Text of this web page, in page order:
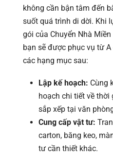
không cần bận tâm đến
suốt quá trình di dời. Khi
gói của Chuyển Nhà
bạn sẽ được phục vụ từ
các hạng mục sau:
Lập kế hoạch: Cùng
hoạch chi tiết về thời
sắp xếp tại văn
Cung cấp vật tư:
carton, băng keo,
tư cần thiết khác.